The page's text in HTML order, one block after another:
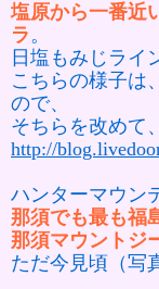
塩原から一番近
ラ。
日塩もみじライ
こちらの様子は
ので、
そちらを改めて
http://
ハンターマウン
那須でも最も福
那須マウントジ
ただ今見頃（写